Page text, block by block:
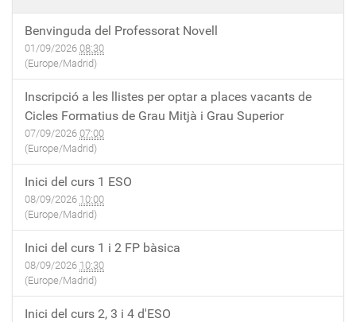
Benvinguda del Professorat Novell
01/09/2026 08:30
(Europe/Madrid)
Inscripció a les llistes per optar a places vacants de
Cicles Formatius de Grau Mitjà i Grau Superior
07/09/2026 07:00
(Europe/Madrid)
Inici del curs 1 ESO
08/09/2026 10:00
(Europe/Madrid)
Inici del curs 1 i 2 FP bàsica
08/09/2026 10:30
(Europe/Madrid)
Inici del curs 2, 3 i 4 d'ESO